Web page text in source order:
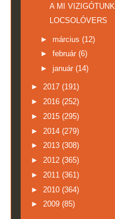
A MI VIZIGÓTUNK
LOCSOLÓVERS
► március (12)
► február (6)
► január (14)
► 2017 (191)
► 2016 (252)
► 2015 (295)
► 2014 (279)
► 2013 (308)
► 2012 (365)
► 2011 (361)
► 2010 (364)
► 2009 (85)